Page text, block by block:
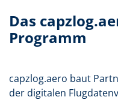
Das
Programm
capzlog.aero baut
der digitalen